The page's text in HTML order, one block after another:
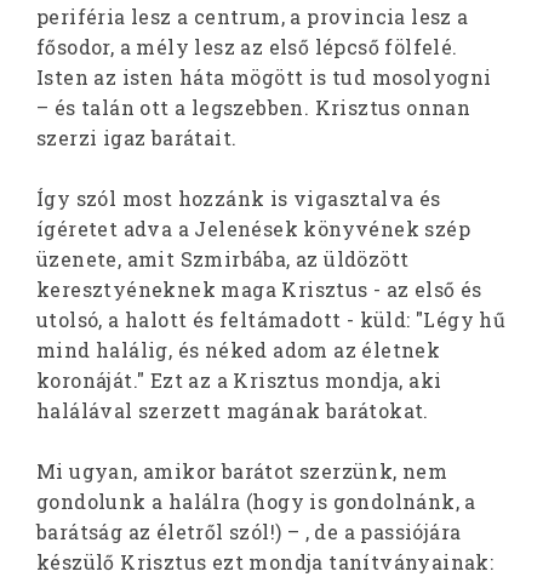
periféria lesz a centrum, a provincia lesz a
fősodor, a mély lesz az első lépcső fölfelé.
Isten az isten háta mögött is tud mosolyogni
– és talán ott a legszebben. Krisztus onnan
szerzi igaz barátait.
Így szól most hozzánk is vigasztalva és
ígéretet adva a Jelenések könyvének szép
üzenete, amit Szmirbába, az üldözött
keresztyéneknek maga Krisztus - az első és
utolsó, a halott és feltámadott - küld: "Légy hű
mind halálig, és néked adom az életnek
koronáját." Ezt az a Krisztus mondja, aki
halálával szerzett magának barátokat.
Mi ugyan, amikor barátot szerzünk, nem
gondolunk a halálra (hogy is gondolnánk, a
barátság az életről szól!) – , de a passiójára
készülő Krisztus ezt mondja tanítványainak: